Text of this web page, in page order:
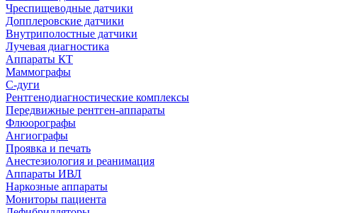
Чреспищеводные датчики
Допплеровские датчики
Внутриполостные датчики
Лучевая диагностика
Аппараты КТ
Маммографы
С-дуги
Рентгенодиагностические комплексы
Передвижные рентген-аппараты
Флюорографы
Ангиографы
Проявка и печать
Анестезиология и реанимация
Аппараты ИВЛ
Наркозные аппараты
Мониторы пациента